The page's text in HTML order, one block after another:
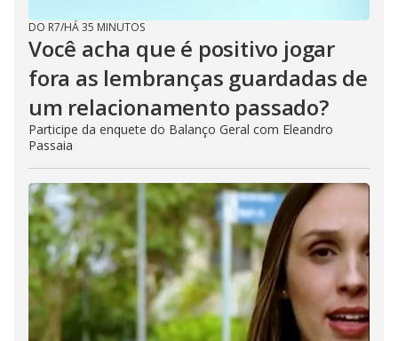
DO R7/HÁ 35 MINUTOS
Você acha que é positivo jogar
fora as lembranças guardadas de
um relacionamento passado?
Participe da enquete do Balanço Geral com Eleandro
Passaia